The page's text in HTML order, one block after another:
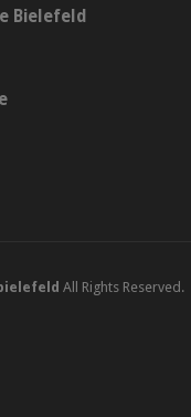
Bielefeld
All Rights Reserved.